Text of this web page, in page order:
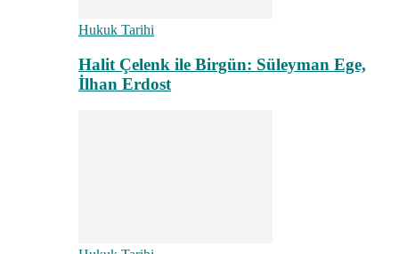
Hukuk Tarihi
Halit Çelenk ile Birgün: Süleyman Ege,
İlhan Erdost